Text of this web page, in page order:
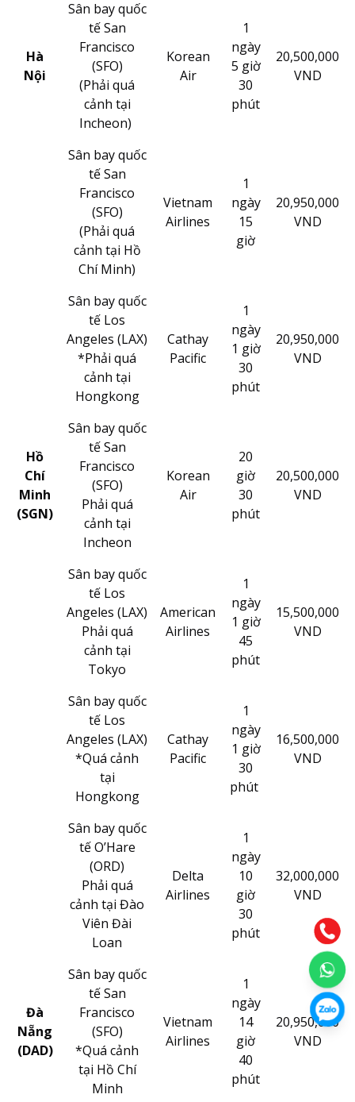
Hà
Nội
Sân bay quốc
tế San
Francisco
(SFO)
(Phải quá
cảnh tại
Incheon)
Korean
Air
1
ngày
5 giờ
30
phút
20,500,000
VND
Sân bay quốc
tế San
Francisco
(SFO)
(Phải quá
cảnh tại Hồ
Chí Minh)
Vietnam
Airlines
1
ngày
15
giờ
20,950,000
VND
Sân bay quốc
tế Los
Angeles (LAX)
*Phải quá
cảnh tại
Hongkong
Cathay
Pacific
1
ngày
1 giờ
30
phút
20,950,000
VND
Hồ
Chí
Minh
(SGN)
Sân bay quốc
tế San
Francisco
(SFO)
Phải quá
cảnh tại
Incheon
Korean
Air
20
giờ
30
phút
20,500,000
VND
Sân bay quốc
tế Los
Angeles (LAX)
Phải quá
cảnh tại
Tokyo
American
Airlines
1
ngày
1 giờ
45
phút
15,500,000
VND
Sân bay quốc
tế Los
Angeles (LAX)
*Quá cảnh
tại
Hongkong
Cathay
Pacific
1
ngày
1 giờ
30
phút
16,500,000
VND
Sân bay quốc
tế O’Hare
(ORD)
Phải quá
cảnh tại Đào
Viên Đài
Loan
Delta
Airlines
1
ngày
10
giờ
30
phút
32,000,000
VND
Đà
Nẵng
(DAD)
Sân bay quốc
tế San
Francisco
(SFO)
*Quá cảnh
tại Hồ Chí
Minh
Vietnam
Airlines
1
ngày
14
giờ
40
phút
20,950,000
VND